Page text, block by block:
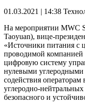
01.03.2021 | 14:38
На мероприятии MWC
Taoyuan), вице-
«Источники питания с
проводимой компанией
цифровую систему
нулевыми углеродными
содействия операторам
углеродно-нейтральных
безопасного и